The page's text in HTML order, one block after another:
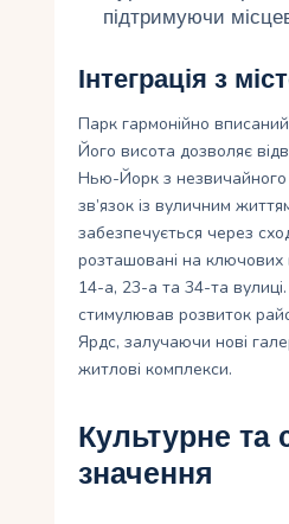
підтримуючи
Інтеграція з
Парк гармонійно
Його висота дозволяє
Нью-Йорк з незвичайного
зв’язок із вуличним
забезпечується через
розташовані на ключових
14-а, 23-а та 34-та
стимулював розвиток
Ярдс, залучаючи нові
житлові комплекси.
Культурне та
значення